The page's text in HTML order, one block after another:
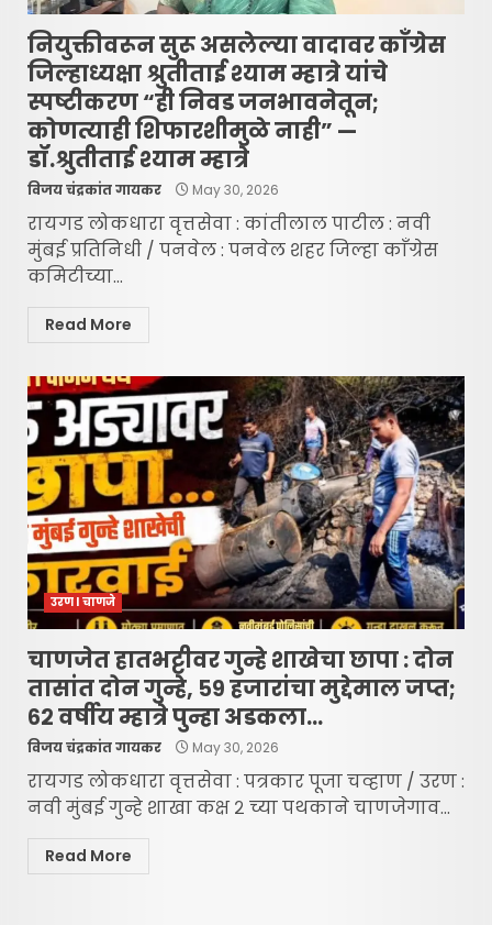
नियुक्तीवरून सुरू असलेल्या वादावर काँग्रेस
जिल्हाध्यक्षा श्रुतीताई श्याम म्हात्रे यांचे
स्पष्टीकरण “ही निवड जनभावनेतून;
कोणत्याही शिफारशीमुळे नाही” —
डॉ.श्रुतीताई श्याम म्हात्रे
विजय चंद्रकांत गायकर May 30, 2026
रायगड लोकधारा वृत्तसेवा : कांतीलाल पाटील : नवी
मुंबई प्रतिनिधी / पनवेल : पनवेल शहर जिल्हा काँग्रेस
कमिटीच्या...
Read More
उरण l चाणजे
चाणजेत हातभट्टीवर गुन्हे शाखेचा छापा : दोन
तासांत दोन गुन्हे, ५९ हजारांचा मुद्देमाल जप्त;
६२ वर्षीय म्हात्रे पुन्हा अडकला…
विजय चंद्रकांत गायकर May 30, 2026
रायगड लोकधारा वृत्तसेवा : पत्रकार पूजा चव्हाण / उरण :
नवी मुंबई गुन्हे शाखा कक्ष २ च्या पथकाने चाणजेगाव...
Read More